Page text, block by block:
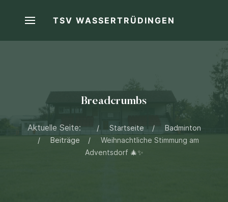
TSV WASSERTRÜDINGEN
Breadcrumbs
Aktuelle Seite: Startseite
Badminton
Beiträge
Weihnachtliche Stimmung am
Adventsdorf 🎄✨